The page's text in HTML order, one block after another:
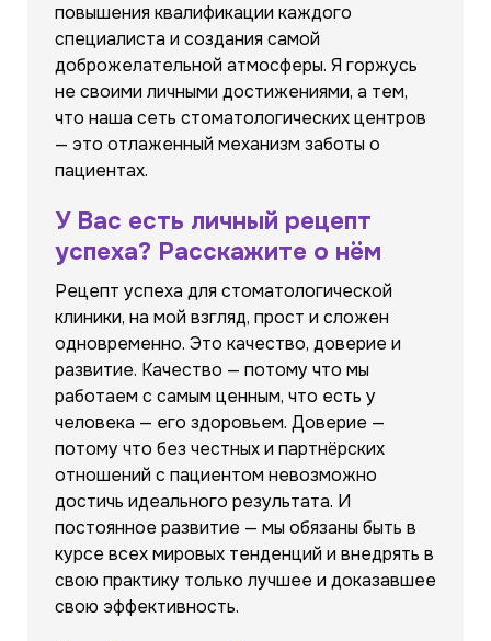
повышения квалификации каждого
специалиста и создания самой
доброжелательной атмосферы. Я горжусь
не своими личными достижениями, а тем,
что наша сеть стоматологических центров
— это отлаженный механизм заботы о
пациентах.
У Вас есть личный рецепт
успеха? Расскажите о нём
Рецепт успеха для стоматологической
клиники, на мой взгляд, прост и сложен
одновременно. Это качество, доверие и
развитие. Качество — потому что мы
работаем с самым ценным, что есть у
человека — его здоровьем. Доверие —
потому что без честных и партнёрских
отношений с пациентом невозможно
достичь идеального результата. И
постоянное развитие — мы обязаны быть в
курсе всех мировых тенденций и внедрять в
свою практику только лучшее и доказавшее
свою эффективность.